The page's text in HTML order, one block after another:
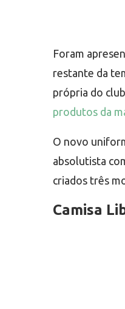
Foram
restante da
própria do
produtos da
O novo
absolutista
criados três
Camisa